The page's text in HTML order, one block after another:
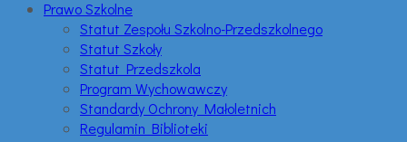
Prawo Szkolne
Statut Zespołu Szkolno-Przedszkolnego
Statut Szkoły
Statut Przedszkola
Program Wychowawczy
Standardy Ochrony Małoletnich
Regulamin Biblioteki